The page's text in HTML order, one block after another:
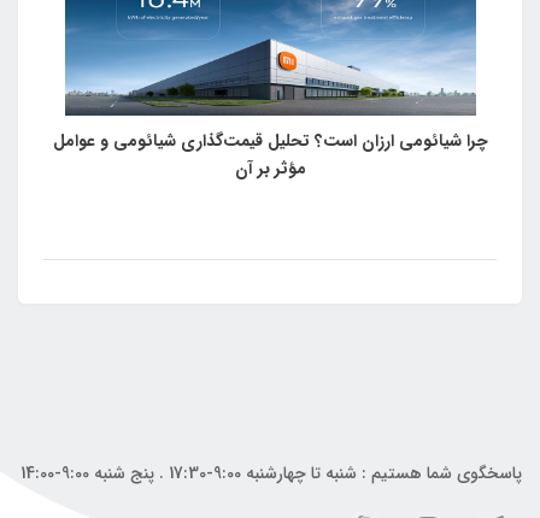
چرا شیائومی ارزان است؟ تحلیل قیمت‌گذاری شیائومی و عوامل
مؤثر بر آن
پاسخگوی شما هستیم : شنبه تا چهارشنبه 9:00-17:30 . پنج شنبه 9:00-14:00